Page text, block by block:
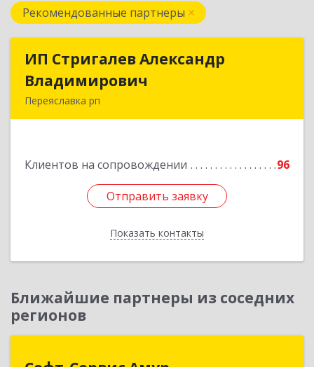
Рекомендованные партнеры
ИП Стригалев Александр
Владимирович
Переяславка рп
Клиентов на сопровождении 96
Отправить заявку
Показать контакты
ИП Стригалев Александр
Подробнее
Отправить заявку
Назад
Ближайшие партнеры из соседних
регионов